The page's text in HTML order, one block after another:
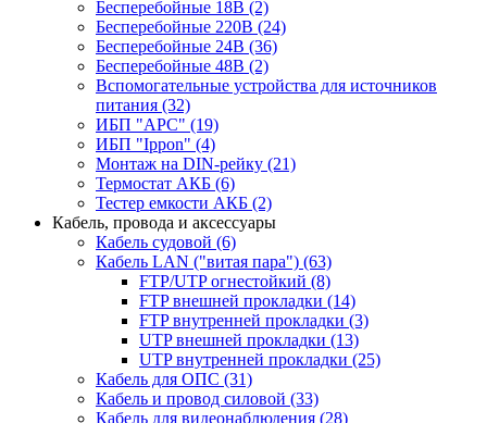
Бесперебойные 18В (2)
Бесперебойные 220В (24)
Бесперебойные 24В (36)
Бесперебойные 48В (2)
Вспомогательные устройства для источников
питания (32)
ИБП "APC" (19)
ИБП "Ippon" (4)
Монтаж на DIN-рейку (21)
Термостат АКБ (6)
Тестер емкости АКБ (2)
Кабель, провода и аксессуары
Кабель судовой (6)
Кабель LAN ("витая пара") (63)
FTP/UTP огнестойкий (8)
FTP внешней прокладки (14)
FTP внутренней прокладки (3)
UTP внешней прокладки (13)
UTP внутренней прокладки (25)
Кабель для ОПС (31)
Кабель и провод силовой (33)
Кабель для видеонаблюдения (28)